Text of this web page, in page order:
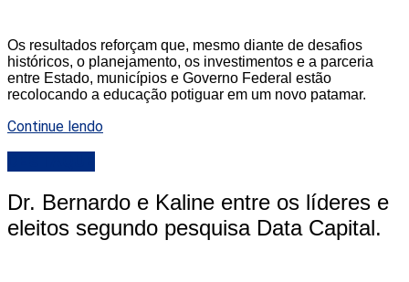
Os resultados reforçam que, mesmo diante de desafios
históricos, o planejamento, os investimentos e a parceria
entre Estado, municípios e Governo Federal estão
recolocando a educação potiguar em um novo patamar.
Continue lendo
Dr. Bernardo e Kaline entre os líderes e
eleitos segundo pesquisa Data Capital.